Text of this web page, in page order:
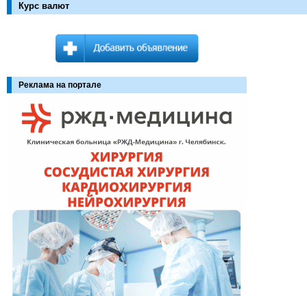
Курс валют
Реклама на портале